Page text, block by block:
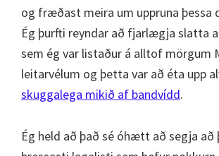
og fræðast meira um uppruna þessa
Ég þurfti reyndar að fjarlægja slatta
sem ég var listaður á alltof mörgum
leitarvélum og þetta var að éta upp
skuggalega mikið af bandvídd.
Ég held að það sé óhætt að segja að